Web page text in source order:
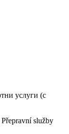
услуги (с
služby